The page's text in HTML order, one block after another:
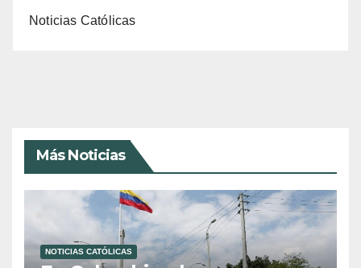
Noticias Católicas
Más Noticias
NOTICIAS CATÓLICAS